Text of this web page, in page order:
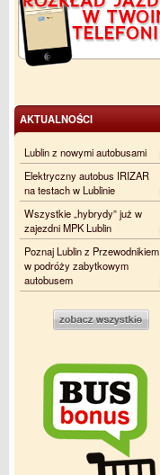
AKTUALNOŚCI
Lublin z nowymi autobusami
Elektryczny autobus IRIZAR
na testach w Lublinie
Wszystkie „hybrydy” już w
zajezdni MPK Lublin
Poznaj Lublin z Przewodnikiem
w podróży zabytkowym
autobusem